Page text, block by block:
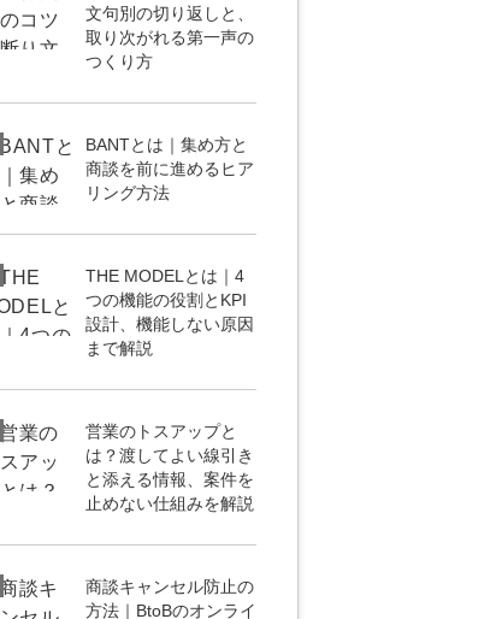
文句別の切り返しと、
取り次がれる第一声の
つくり方
BANTとは｜集め方と
商談を前に進めるヒア
リング方法
THE MODELとは｜4
つの機能の役割とKPI
設計、機能しない原因
まで解説
営業のトスアップと
は？渡してよい線引き
と添える情報、案件を
止めない仕組みを解説
商談キャンセル防止の
方法｜BtoBのオンライ